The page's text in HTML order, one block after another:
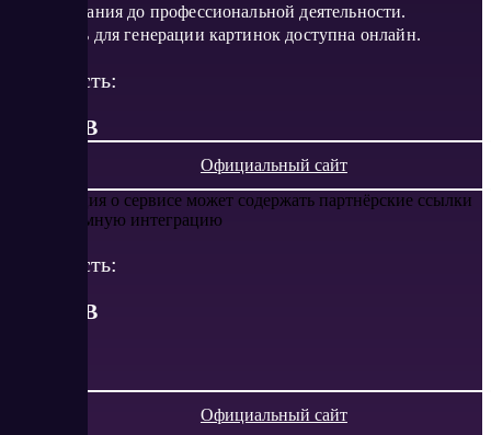
использования до профессиональной деятельности.
Нейросеть для генерации картинок доступна онлайн.
Стоимость:
от 0 RUB
Официальный сайт
Информация о сервисе может содержать партнёрские ссылки
или рекламную интеграцию
Стоимость:
RUB
Официальный сайт